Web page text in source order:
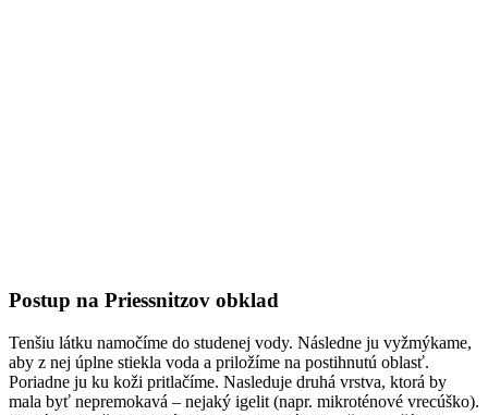
Postup na Priessnitzov obklad
Tenšiu látku namočíme do studenej vody. Následne ju vyžmýkame,
aby z nej úplne stiekla voda a priložíme na postihnutú oblasť.
Poriadne ju ku koži pritlačíme. Nasleduje druhá vrstva, ktorá by
mala byť nepremokavá – nejaký igelit (napr. mikroténové vrecúško).